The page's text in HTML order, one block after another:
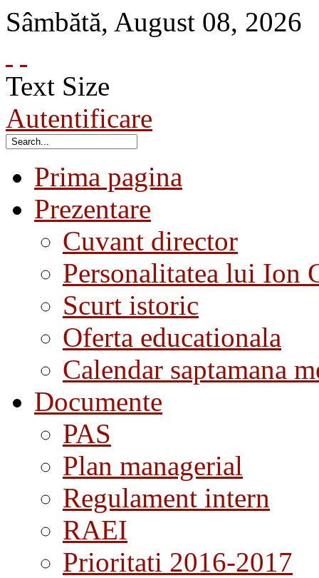
Sâmbătă, August 08, 2026
Text Size
Autentificare
Prima pagina
Prezentare
Cuvant director
Personalitatea lui Ion
Scurt istoric
Oferta educationala
Calendar saptamana
Documente
PAS
Plan managerial
Regulament intern
RAEI
Prioritati 2016-2017